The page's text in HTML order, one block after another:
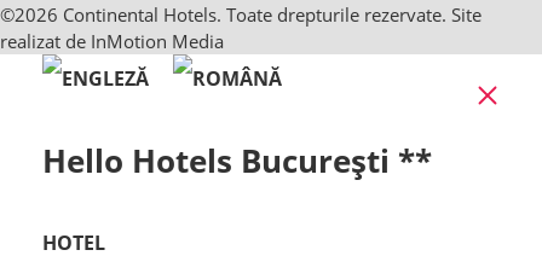
©2026 Continental Hotels. Toate drepturile rezervate. Site
realizat de InMotion Media
Hello Hotels București **
HOTEL